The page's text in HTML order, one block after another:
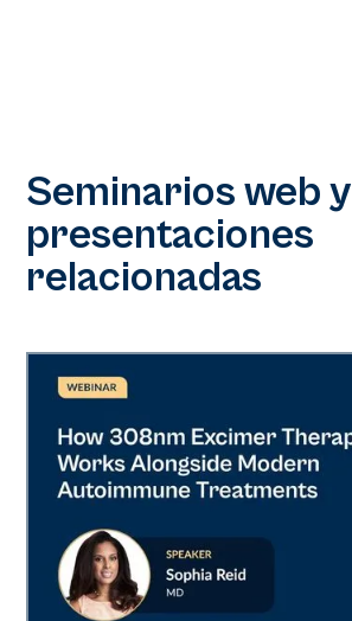
Seminarios web y
presentaciones
relacionadas